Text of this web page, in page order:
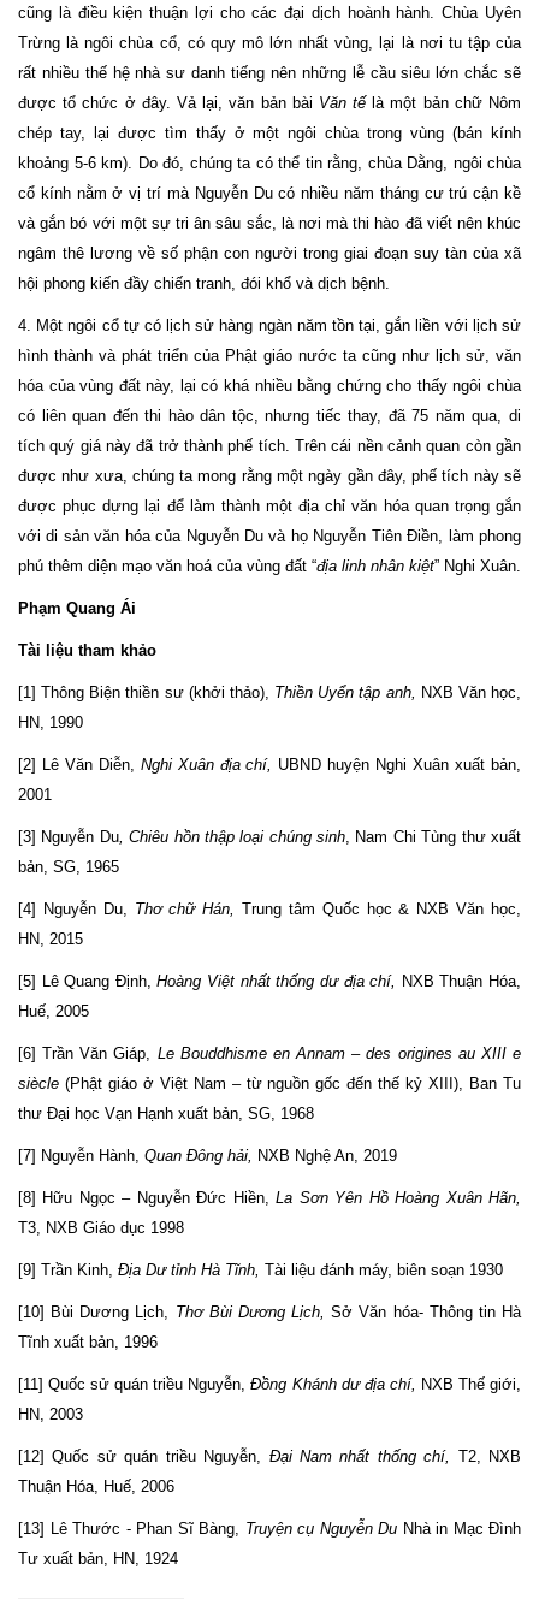
cũng là điều kiện thuận lợi cho các đại dịch hoành hành. Chùa Uyên
Trừng là ngôi chùa cổ, có quy mô lớn nhất vùng, lại là nơi tu tập của
rất nhiều thế hệ nhà sư danh tiếng nên những lễ cầu siêu lớn chắc sẽ
được tổ chức ở đây. Vả lại, văn bản bài Văn tếlà một bản chữ Nôm
chép tay, lại được tìm thấy ở một ngôi chùa trong vùng (bán kính
khoảng 5-6 km). Do đó, chúng ta có thể tin rằng, chùa Dằng, ngôi chùa
cổ kính nằm ở vị trí mà Nguyễn Du có nhiều năm tháng cư trú cận kề
và gắn bó với một sự tri ân sâu sắc, là nơi mà thi hào đã viết nên khúc
ngâm thê lương về số phận con người trong giai đoạn suy tàn của xã
hội phong kiến đầy chiến tranh, đói khổ và dịch bệnh.
4. Một ngôi cổ tự có lịch sử hàng ngàn năm tồn tại, gắn liền với lịch sử
hình thành và phát triển của Phật giáo nước ta cũng như lịch sử, văn
hóa của vùng đất này, lại có khá nhiều bằng chứng cho thấy ngôi chùa
có liên quan đến thi hào dân tộc, nhưng tiếc thay, đã 75 năm qua, di
tích quý giá này đã trở thành phế tích. Trên cái nền cảnh quan còn gần
được như xưa, chúng ta mong rằng một ngày gần đây, phế tích này sẽ
được phục dựng lại để làm thành một địa chỉ văn hóa quan trọng gắn
với di sản văn hóa của Nguyễn Du và họ Nguyễn Tiên Điền, làm phong
phú thêm diện mạo văn hoá của vùng đất “địa linh nhân kiệt” Nghi Xuân.
Phạm Quang Ái
Tài liệu tham khảo
[1] Thông Biện thiền sư (khởi thảo), Thiền Uyển tập anh, NXB Văn học,
HN, 1990
[2] Lê Văn Diễn, Nghi Xuân địa chí, UBND huyện Nghi Xuân xuất bản,
2001
[3] Nguyễn Du, Chiêu hồn thập loại chúng sinh , Nam Chi Tùng thư xuất
bản, SG, 1965
[4] Nguyễn Du, Thơ chữ Hán,Trung tâm Quốc học & NXB Văn học,
HN, 2015
[5] Lê Quang Định,Hoàng Việt nhất thống dư địa chí, NXB Thuận Hóa,
Huế, 2005
[6] Trần Văn Giáp, Le Bouddhisme en Annam – des origines au XIII e
siècle (Phật giáo ở Việt Nam – từ nguồn gốc đến thế kỷ XIII), Ban Tu
thư Đại học Vạn Hạnh xuất bản, SG, 1968
[7] Nguyễn Hành, Quan Đông hải, NXB Nghệ An, 2019
[8] Hữu Ngọc – Nguyễn Đức Hiền,La Sơn Yên Hồ Hoàng Xuân Hãn,
T3, NXB Giáo dục 1998
[9] Trần Kinh, Địa Dư tỉnh Hà Tĩnh, Tài liệu đánh máy, biên soạn 1930
[10] Bùi Dương Lịch, Thơ Bùi Dương Lịch,Sở Văn hóa- Thông tin Hà
Tĩnh xuất bản, 1996
[11] Quốc sử quán triều Nguyễn,Đồng Khánh dư địa chí, NXB Thế giới,
HN, 2003
[12] Quốc sử quán triều Nguyễn, Đại Nam nhất thống chí, T2,
NXB
Thuận Hóa, Huế, 2006
[13] Lê Thước - Phan Sĩ Bàng, Truyện cụ Nguyễn Du Nhà in Mạc Đình
Tư xuất bản, HN, 1924